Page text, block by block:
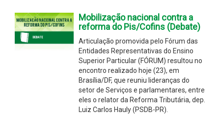
Mobilização nacional contra a
reforma do Pis/Cofins (Debate)
Articulação promovida pelo Fórum das
Entidades Representativas do Ensino
Superior Particular (FÓRUM) resultou no
encontro realizado hoje (23), em
Brasília/DF, que reuniu lideranças do
setor de Serviços e parlamentares, entre
eles o relator da Reforma Tributária, dep.
Luiz Carlos Hauly (PSDB-PR).